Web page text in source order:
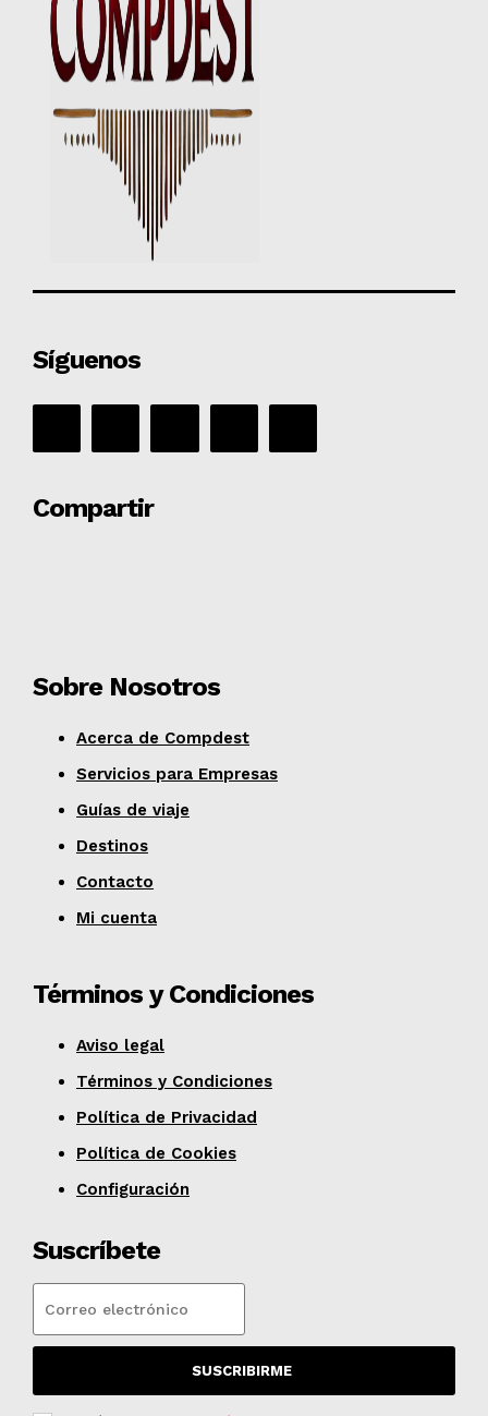
Síguenos
Compartir
Sobre Nosotros
Acerca de Compdest
Servicios para Empresas
Guías de viaje
Destinos
Contacto
Mi cuenta
Términos y Condiciones
Aviso legal
Términos y Condiciones
Política de Privacidad
Política de Cookies
Configuración
Suscríbete
SUSCRIBIRME